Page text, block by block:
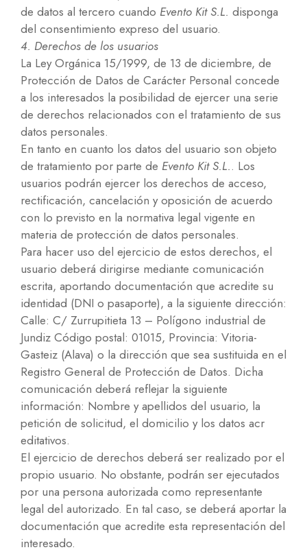
de datos al tercero cuando Evento Kit S.L. disponga
del consentimiento expreso del usuario.
4. Derechos de los usuarios
La Ley Orgánica 15/1999, de 13 de diciembre, de
Protección de Datos de Carácter Personal concede
a los interesados la posibilidad de ejercer una serie
de derechos relacionados con el tratamiento de sus
datos personales.
En tanto en cuanto los datos del usuario son objeto
de tratamiento por parte de Evento Kit S.L.. Los
usuarios podrán ejercer los derechos de acceso,
rectificación, cancelación y oposición de acuerdo
con lo previsto en la normativa legal vigente en
materia de protección de datos personales.
Para hacer uso del ejercicio de estos derechos, el
usuario deberá dirigirse mediante comunicación
escrita, aportando documentación que acredite su
identidad (DNI o pasaporte), a la siguiente dirección:
Calle: C/ Zurrupitieta 13 – Polígono industrial de
Jundiz Código postal: 01015, Provincia: Vitoria-
Gasteiz (Alava) o la dirección que sea sustituida en el
Registro General de Protección de Datos. Dicha
comunicación deberá reflejar la siguiente
información: Nombre y apellidos del usuario, la
petición de solicitud, el domicilio y los datos acr
editativos.
El ejercicio de derechos deberá ser realizado por el
propio usuario. No obstante, podrán ser ejecutados
por una persona autorizada como representante
legal del autorizado. En tal caso, se deberá aportar la
documentación que acredite esta representación del
interesado.